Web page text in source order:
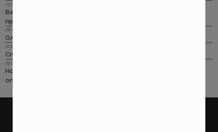
13.08.2018 г.
Важно! Вашата полица в Олимпик трябва да бъде
прекратена на 17.08.2018г
26.07.2018 г.
Олимпик са вече без лиценз
11.05.2018 г.
Спираме Олимпик
25.01.2018 г.
Нова вълна на чувствително поскъпване на ГО-то тръгва
от следващата седмица